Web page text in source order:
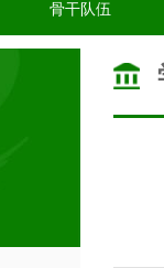
骨干队伍